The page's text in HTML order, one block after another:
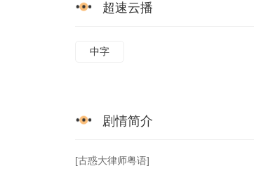
超速云播
中字
剧情简介
[古惑大律师粤语]